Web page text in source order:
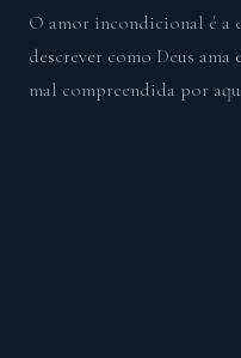
O amor incondicional é a
descrever como Deus ama
mal compreendida por